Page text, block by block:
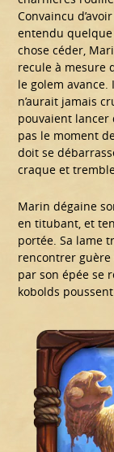
Convaincu d’avoir
entendu quelque
chose céder,
recule à mesure
le golem avance.
n’aurait jamais
pouvaient lancer
pas le moment
doit se
craque et
Marin dégaine
en titubant, et
portée. Sa lame
rencontrer guère
par son épée se
kobolds